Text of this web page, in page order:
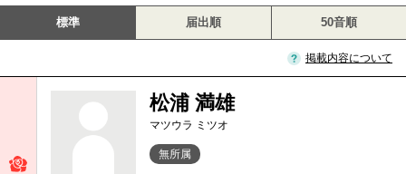
標準 届出順 50音順
掲載内容について
松浦 満雄
マツウラ ミツオ
無所属